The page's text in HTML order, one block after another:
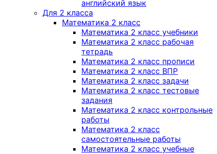
английский язык
Для 2 класса
Математика 2 класс
Математика 2 класс учебники
Математика 2 класс рабочая
тетрадь
Математика 2 класс прописи
Математика 2 класс ВПР
Математика 2 класс задачи
Математика 2 класс тестовые
задания
Математика 2 класс контрольные
работы
Математика 2 класс
самостоятельные работы
Математика 2 класс учебные